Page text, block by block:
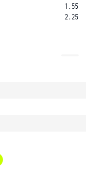
1.55
2.25